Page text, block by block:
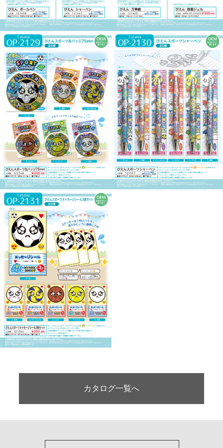
カタログ一覧へ